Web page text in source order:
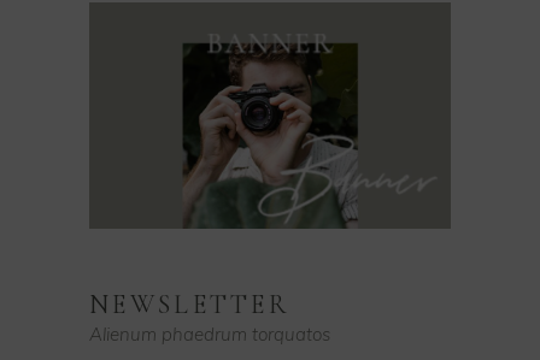
NEWSLETTER
Alienum phaedrum torquatos